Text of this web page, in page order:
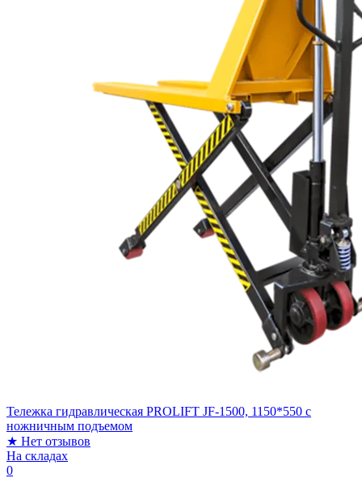
Тележка гидравлическая PROLIFT JF-1500, 1150*550 c
ножничным подъемом
★ Нет отзывов
На складах
0